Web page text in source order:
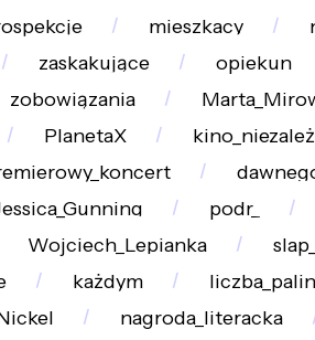
mieszkacy
zaskakujące
opiekun
zobowiązania
PlanetaX
podr_
Wojciech_Lepianka
każdym
nagroda_literacka